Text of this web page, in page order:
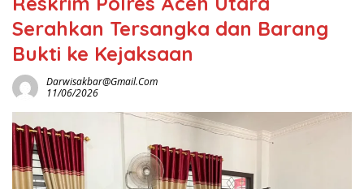
Serahkan Tersangka dan Barang
Bukti ke Kejaksaan
Darwisakbar@gmail.com
11/06/2026